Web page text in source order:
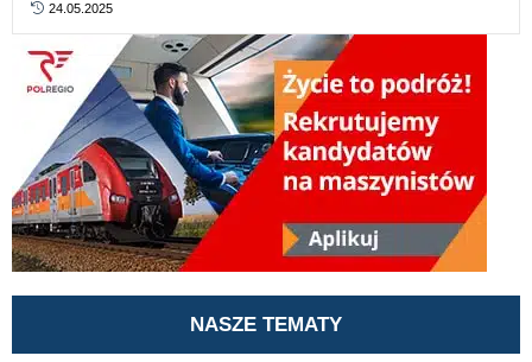
24.05.2025
NASZE TEMATY